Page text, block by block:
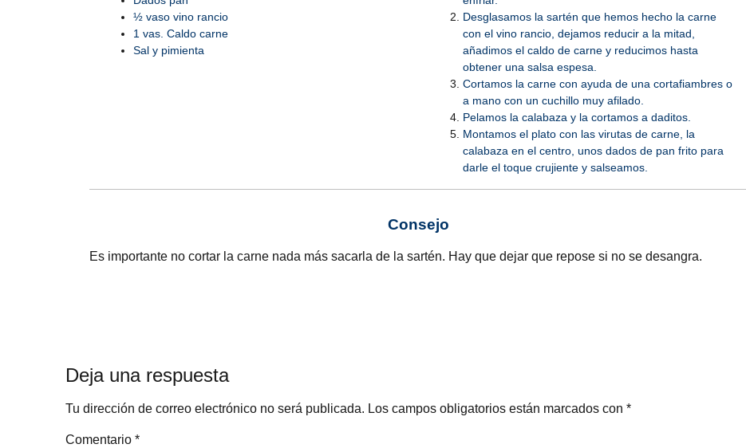
½ vaso vino rancio
1 vas. Caldo carne
Sal y pimienta
Desglasamos la sartén que hemos hecho la carne
con el vino rancio, dejamos reducir a la mitad,
añadimos el caldo de carne y reducimos hasta
obtener una salsa espesa.
Cortamos la carne con ayuda de una cortafiambres o
a mano con un cuchillo muy afilado.
Pelamos la calabaza y la cortamos a daditos.
Montamos el plato con las virutas de carne, la
calabaza en el centro, unos dados de pan frito para
darle el toque crujiente y salseamos.
Consejo
Es importante no cortar la carne nada más sacarla de la sartén. Hay que dejar que repose si no se desangra.
Deja una respuesta
Tu dirección de correo electrónico no será publicada. Los campos obligatorios están marcados con *
Comentario *